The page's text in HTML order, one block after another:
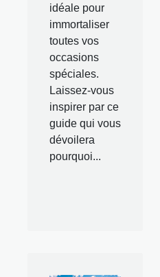
idéale pour
immortaliser
toutes vos
occasions
spéciales.
Laissez-vous
inspirer par ce
guide qui vous
dévoilera
pourquoi...